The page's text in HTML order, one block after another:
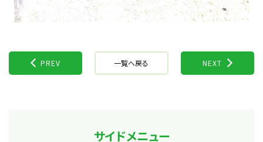
PREV 一覧へ戻る NEXT
サイドメニュー